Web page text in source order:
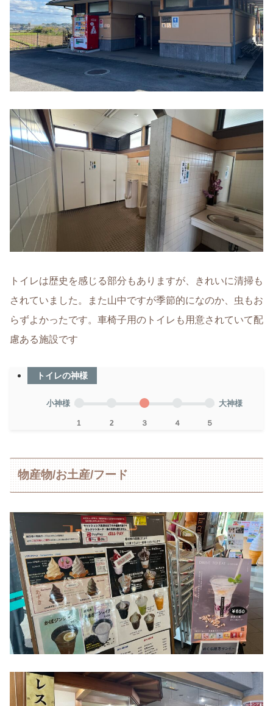
トイレは歴史を感じる部分もありますが、きれいに清掃も
されていました。また山中ですが季節的になのか、虫もお
らずよかったです。車椅子用のトイレも用意されていて配
慮ある施設です
トイレの神様
小神様
1 2 ３ ４ ５
大神様
物産物/お土産/フード